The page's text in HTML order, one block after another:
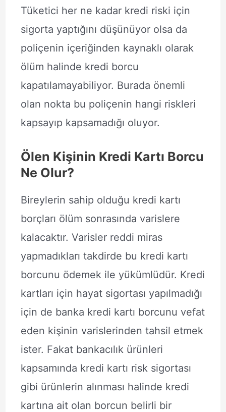
Tüketici her ne kadar kredi riski için
sigorta yaptığını düşünüyor olsa da
poliçenin içeriğinden kaynaklı olarak
ölüm halinde kredi borcu
kapatılamayabiliyor. Burada önemli
olan nokta bu poliçenin hangi riskleri
kapsayıp kapsamadığı oluyor.
Ölen Kişinin Kredi Kartı Borcu
Ne Olur?
Bireylerin sahip olduğu kredi kartı
borçları ölüm sonrasında varislere
kalacaktır. Varisler reddi miras
yapmadıkları takdirde bu kredi kartı
borcunu ödemek ile yükümlüdür. Kredi
kartları için hayat sigortası yapılmadığı
için de banka kredi kartı borcunu vefat
eden kişinin varislerinden tahsil etmek
ister. Fakat bankacılık ürünleri
kapsamında kredi kartı risk sigortası
gibi ürünlerin alınması halinde kredi
kartına ait olan borcun belirli bir